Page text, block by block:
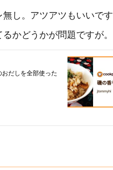
し。アツアツもいいです
かどうかが問題ですが。